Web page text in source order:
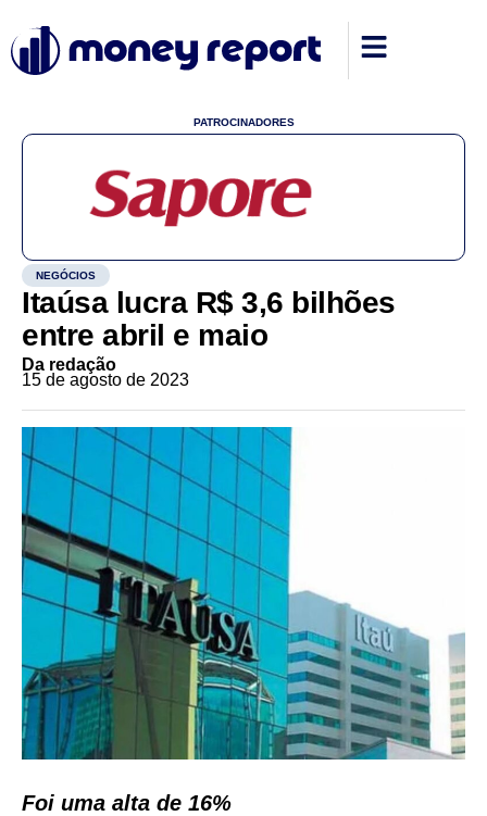
PATROCINADORES
NEGÓCIOS
Itaúsa lucra R$ 3,6 bilhões
entre abril e maio
Da redação
15 de agosto de 2023
Foi uma alta de 16%